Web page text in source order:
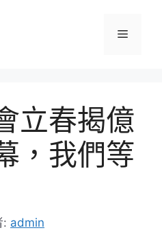
選
立春揭億
，我們等
: admin